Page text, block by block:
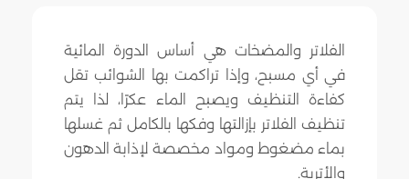
الفلاتر والمضخات هي أساس الدورة المائية
في أي مسبح، وإذا تراكمت بها الشوائب تقل
كفاءة التنظيف ويصبح الماء عكرًا، لذا يتم
تنظيف الفلاتر بإزالتها وفكها بالكامل ثم غسلها
بماء مضغوط ومواد مخصصة لإذابة الدهون
والأتربة.